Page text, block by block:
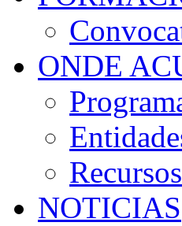
ONDE
NOTICIAS